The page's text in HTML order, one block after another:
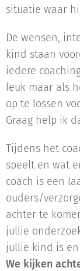
situatie waar
De wensen,
kind staan
iedere
leuk maar als
op te lossen
Graag help ik
Tijdens het
speelt en wat
coach is een
ouders/
achter te
jullie
jullie kind is
We kijken